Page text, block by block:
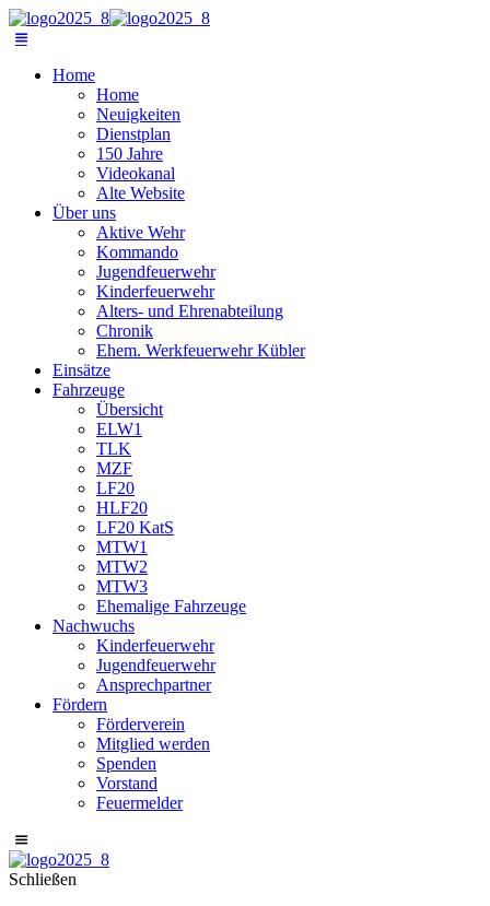
Home
Home
Neuigkeiten
Dienstplan
150 Jahre
Videokanal
Alte Website
Über uns
Aktive Wehr
Kommando
Jugendfeuerwehr
Kinderfeuerwehr
Alters- und Ehrenabteilung
Chronik
Ehem. Werkfeuerwehr Kübler
Einsätze
Fahrzeuge
Übersicht
ELW1
TLK
MZF
LF20
HLF20
LF20 KatS
MTW1
MTW2
MTW3
Ehemalige Fahrzeuge
Nachwuchs
Kinderfeuerwehr
Jugendfeuerwehr
Ansprechpartner
Fördern
Förderverein
Mitglied werden
Spenden
Vorstand
Feuermelder
Schließen